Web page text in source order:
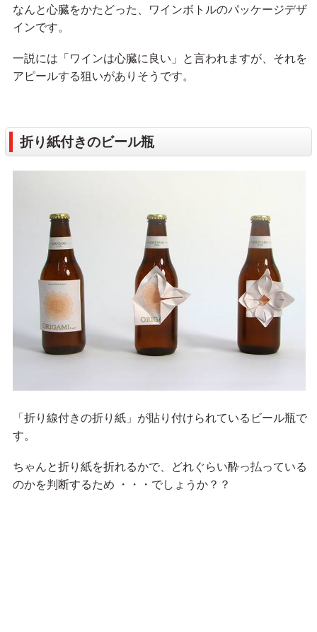
なんと心臓をかたどった、ワインボトルのパッケージデザ
インです。
一説には「ワインは心臓に良い」と言われますが、それを
アピールする狙いがありそうです。
折り紙付きのビール瓶
「折り線付きの折り紙」が貼り付けられているビール瓶で
す。
ちゃんと折り紙を折れるかで、どれぐらい酔っ払っている
のかを判断するため ・・・でしょうか？？